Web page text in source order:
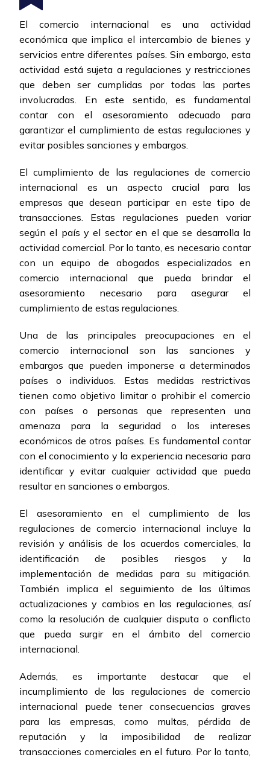
El comercio internacional es una actividad
económica que implica el intercambio de bienes y
servicios entre diferentes países. Sin embargo, esta
actividad está sujeta a regulaciones y restricciones
que deben ser cumplidas por todas las partes
involucradas. En este sentido, es fundamental
contar con el asesoramiento adecuado para
garantizar el cumplimiento de estas regulaciones y
evitar posibles sanciones y embargos.
El cumplimiento de las regulaciones de comercio
internacional es un aspecto crucial para las
empresas que desean participar en este tipo de
transacciones. Estas regulaciones pueden variar
según el país y el sector en el que se desarrolla la
actividad comercial. Por lo tanto, es necesario contar
con un equipo de abogados especializados en
comercio internacional que pueda brindar el
asesoramiento necesario para asegurar el
cumplimiento de estas regulaciones.
Una de las principales preocupaciones en el
comercio internacional son las sanciones y
embargos que pueden imponerse a determinados
países o individuos. Estas medidas restrictivas
tienen como objetivo limitar o prohibir el comercio
con países o personas que representen una
amenaza para la seguridad o los intereses
económicos de otros países. Es fundamental contar
con el conocimiento y la experiencia necesaria para
identificar y evitar cualquier actividad que pueda
resultar en sanciones o embargos.
El asesoramiento en el cumplimiento de las
regulaciones de comercio internacional incluye la
revisión y análisis de los acuerdos comerciales, la
identificación de posibles riesgos y la
implementación de medidas para su mitigación.
También implica el seguimiento de las últimas
actualizaciones y cambios en las regulaciones, así
como la resolución de cualquier disputa o conflicto
que pueda surgir en el ámbito del comercio
internacional.
Además, es importante destacar que el
incumplimiento de las regulaciones de comercio
internacional puede tener consecuencias graves
para las empresas, como multas, pérdida de
reputación y la imposibilidad de realizar
transacciones comerciales en el futuro. Por lo tanto,